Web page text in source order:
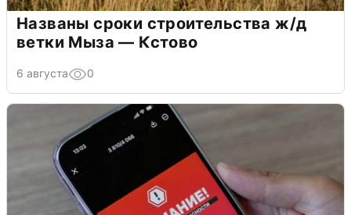
Названы сроки строительства ж/д
ветки Мыза — Кстово
6 августа 0